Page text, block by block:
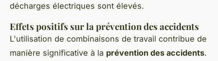
décharges électriques sont élevés.
Effets positifs sur la prévention des accidents
L'utilisation de combinaisons de travail contribue de
manière significative à la prévention des accidents.